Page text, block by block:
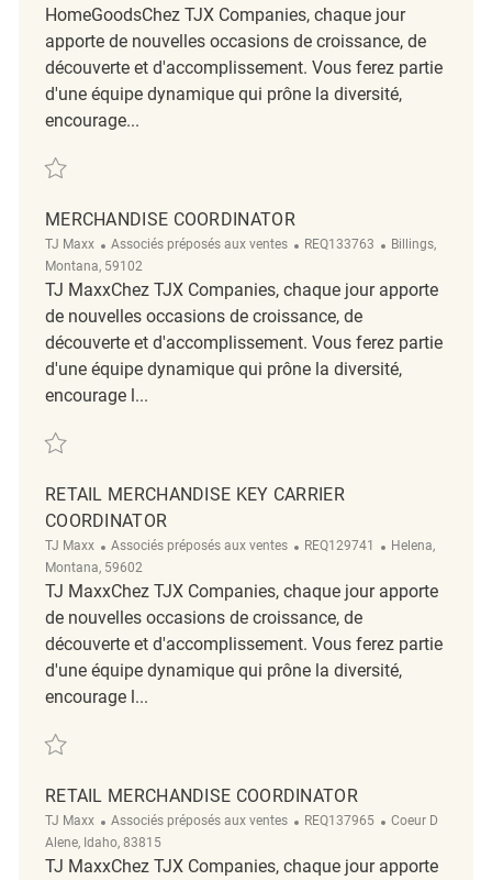
HomeGoodsChez TJX Companies, chaque jour
apporte de nouvelles occasions de croissance, de
découverte et d'accomplissement. Vous ferez partie
d'une équipe dynamique qui prône la diversité,
encourage...
Sauvegarder Retail Merchandise Coordinator REQ91389
MERCHANDISE COORDINATOR
TJ Maxx Catégorie
Associés préposés aux ventes ReqId
REQ133763 Emplacement
Billings,
Montana, 59102
TJ MaxxChez TJX Companies, chaque jour apporte
de nouvelles occasions de croissance, de
découverte et d'accomplissement. Vous ferez partie
d'une équipe dynamique qui prône la diversité,
encourage l...
Sauvegarder Merchandise Coordinator REQ133763
RETAIL MERCHANDISE KEY CARRIER
COORDINATOR
TJ Maxx Catégorie
Associés préposés aux ventes ReqId
REQ129741 Emplacement
Helena,
Montana, 59602
TJ MaxxChez TJX Companies, chaque jour apporte
de nouvelles occasions de croissance, de
découverte et d'accomplissement. Vous ferez partie
d'une équipe dynamique qui prône la diversité,
encourage l...
Sauvegarder Retail Merchandise Key Carrier Coordinator REQ129741
RETAIL MERCHANDISE COORDINATOR
TJ Maxx Catégorie
Associés préposés aux ventes ReqId
REQ137965 Emplacement
Coeur D
Alene, Idaho, 83815
TJ MaxxChez TJX Companies, chaque jour apporte